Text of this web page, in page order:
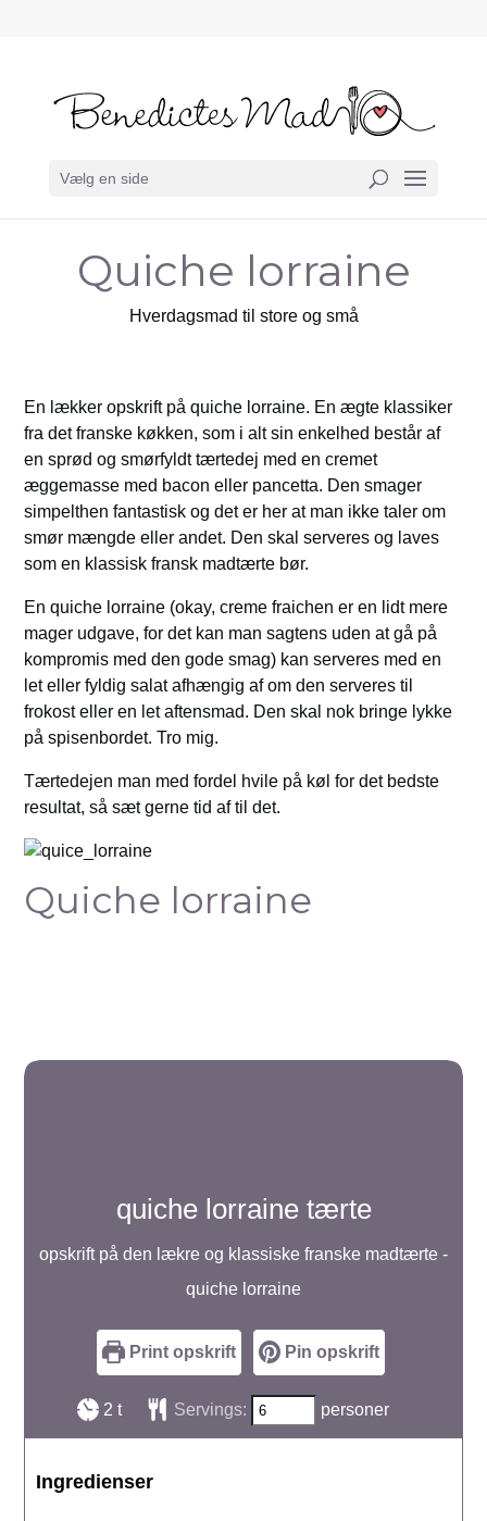
Vælg en side
Quiche lorraine
Hverdagsmad til store og små
En lækker opskrift på quiche lorraine. En ægte klassiker
fra det franske køkken, som i alt sin enkelhed består af
en sprød og smørfyldt tærtedej med en cremet
æggemasse med bacon eller pancetta. Den smager
simpelthen fantastisk og det er her at man ikke taler om
smør mængde eller andet. Den skal serveres og laves
som en klassisk fransk madtærte bør.
En quiche lorraine (okay, creme fraichen er en lidt mere
mager udgave, for det kan man sagtens uden at gå på
kompromis med den gode smag) kan serveres med en
let eller fyldig salat afhængig af om den serveres til
frokost eller en let aftensmad. Den skal nok bringe lykke
på spisenbordet. Tro mig.
Tærtedejen man med fordel hvile på køl for det bedste
resultat, så sæt gerne tid af til det.
Quiche lorraine
quiche lorraine tærte
opskrift på den lækre og klassiske franske madtærte -
quiche lorraine
Print opskrift Pin opskrift
2 timer
t Servings: personer
Ingredienser